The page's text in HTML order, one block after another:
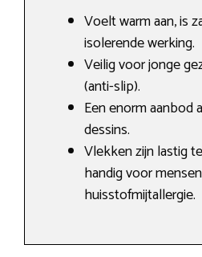
Voelt warm aan, is
isolerende werking.
Veilig voor jonge
(anti-slip).
Een enorm aanbod
dessins.
Vlekken zijn lastig
handig voor
huisstofmijtallergie.